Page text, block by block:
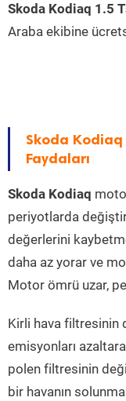
Skoda Kodiaq 1.5
Araba ekibine
Skoda Kodiaq
Faydaları
Skoda Kodiaq
periyotlarda
değerlerini
daha az yorar ve
Motor ömrü uzar,
Kirli hava filtresinin
emisyonları
polen filtresinin
bir havanın